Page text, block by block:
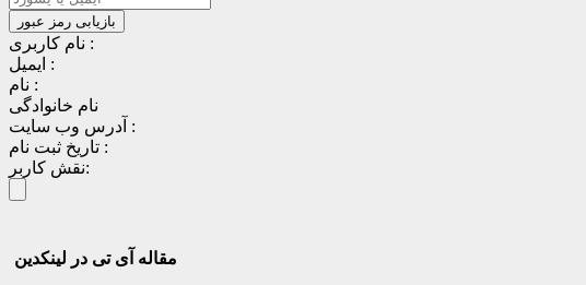
نام کاربری :
ایمیل :
نام :
نام خانوادگی
آدرس وب سایت :
تاریخ ثبت نام :
نقش کاربر:
مقاله آی تی در لینکدین